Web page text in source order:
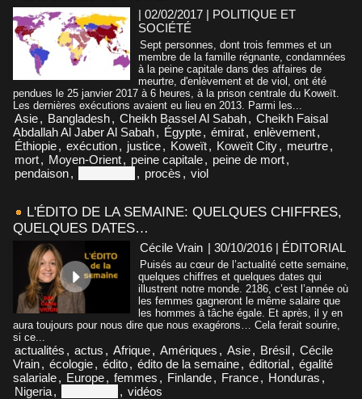
| 02/02/2017 | POLITIQUE ET
SOCIÉTÉ
Sept personnes, dont trois femmes et un
membre de la famille régnante, condamnées
à la peine capitale dans des affaires de
meurtre, d'enlèvement et de viol, ont été
pendues le 25 janvier 2017 à 6 heures, à la prison centrale du Koweït.
Les dernières exécutions avaient eu lieu en 2013. Parmi les...
Asie, Bangladesh, Cheikh Bassel Al Sabah, Cheikh Faisal
Abdallah Al Jaber Al Sabah, Égypte, émirat, enlèvement,
Éthiopie, exécution, justice, Koweït, Koweït City, meurtre,
mort, Moyen-Orient, peine capitale, peine de mort,
pendaison, , procès , viol
L'ÉDITO DE LA SEMAINE: QUELQUES CHIFFRES,
QUELQUES DATES…
Cécile Vrain | 30/10/2016 | ÉDITORIAL
Puisés au cœur de l’actualité cette semaine,
quelques chiffres et quelques dates qui
illustrent notre monde. 2186, c’est l’année où
les femmes gagneront le même salaire que
les hommes à tâche égale. Et après, il y en
aura toujours pour nous dire que nous exagérons… Cela ferait sourire,
si ce...
actualités , actus , Afrique, Amériques , Asie, Brésil, Cécile
Vrain, écologie, édito, édito de la semaine, éditorial, égalité
salariale, Europe, femmes , Finlande, France, Honduras ,
Nigeria, , vidéos